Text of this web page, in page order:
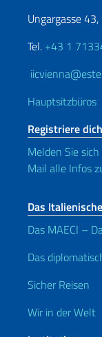
Ungargasse
Tel. +43 1
Hauptsitzbüros
Registriere
Melden Sie
Mail alle Infos
Das
Das MAECI –
Das
Sicher Reisen
Wir in der Welt